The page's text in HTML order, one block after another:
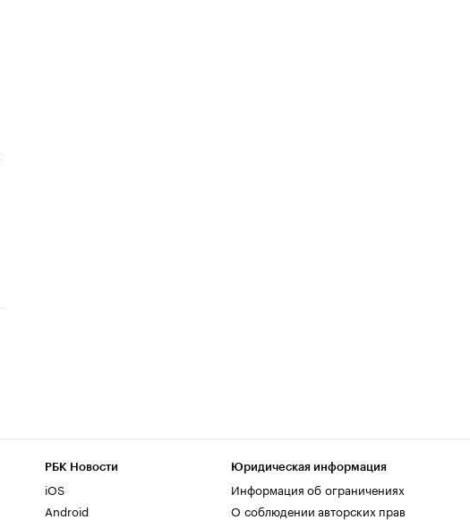
РБК Новости
iOS
Android
Юридическая информация
Информация об ограничениях
О соблюдении авторских прав